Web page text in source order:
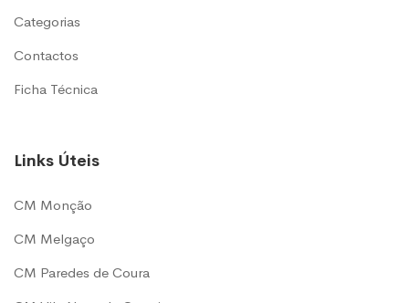
Categorias
Contactos
Ficha Técnica
Links Úteis
CM Monção
CM Melgaço
CM Paredes de Coura